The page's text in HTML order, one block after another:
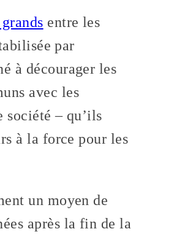
entre les
par
à décourager les
avec les
société – qu’ils
à la force pour les
un moyen de
après la fin de la